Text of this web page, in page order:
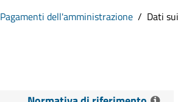
Pagamenti dell'amministrazione Dati